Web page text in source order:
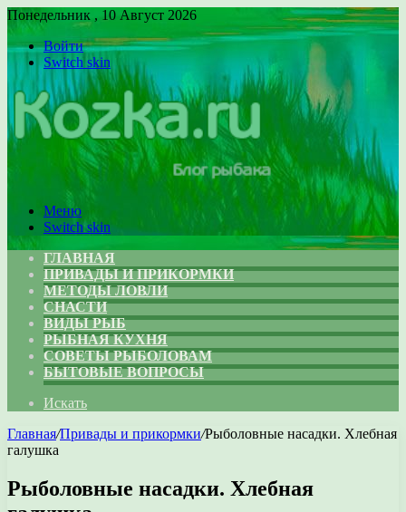
Понедельник , 10 Август 2026
Войти
Switch skin
Меню
Switch skin
ГЛАВНАЯ
ПРИВАДЫ И ПРИКОРМКИ
МЕТОДЫ ЛОВЛИ
СНАСТИ
ВИДЫ РЫБ
РЫБНАЯ КУХНЯ
СОВЕТЫ РЫБОЛОВАМ
БЫТОВЫЕ ВОПРОСЫ
Искать
Главная/Привады и прикормки/Рыболовные насадки. Хлебная
галушка
Рыболовные насадки. Хлебная